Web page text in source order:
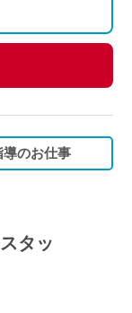
の場合もあり。
のお仕事
タッ